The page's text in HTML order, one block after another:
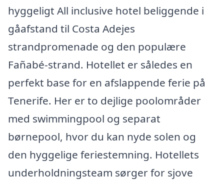
hyggeligt All inclusive hotel beliggende i
gåafstand til Costa Adejes
strandpromenade og den populære
Fañabé-strand. Hotellet er således en
perfekt base for en afslappende ferie på
Tenerife. Her er to dejlige poolområder
med swimmingpool og separat
børnepool, hvor du kan nyde solen og
den hyggelige feriestemning. Hotellets
underholdningsteam sørger for sjove